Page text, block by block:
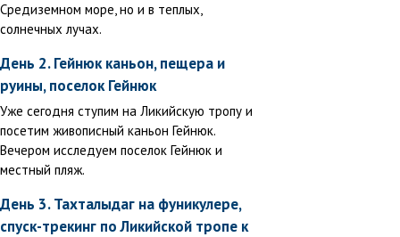
Средиземном море, но и в теплых,
солнечных лучах.
День 2. Гейнюк каньон, пещера и
руины, поселок Гейнюк
Уже сегодня ступим на Ликийскую тропу и
посетим живописный каньон Гейнюк.
Вечером исследуем поселок Гейнюк и
местный пляж.
День 3. Тахталыдаг на фуникулере,
спуск-трекинг по Ликийской тропе к